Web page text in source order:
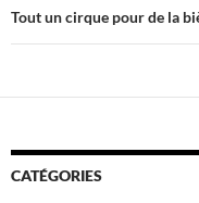
Tout un cirque pour de la
CATÉGORIES